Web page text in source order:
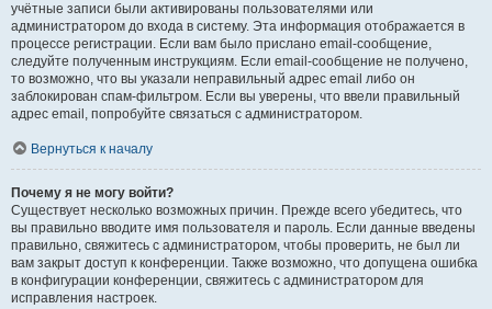
учётные записи были активированы пользователями или
администратором до входа в систему. Эта информация отображается в
процессе регистрации. Если вам было прислано email-сообщение,
следуйте полученным инструкциям. Если email-сообщение не получено,
то возможно, что вы указали неправильный адрес email либо он
заблокирован спам-фильтром. Если вы уверены, что ввели правильный
адрес email, попробуйте связаться с администратором.
Вернуться к началу
Почему я не могу войти?
Существует несколько возможных причин. Прежде всего убедитесь, что
вы правильно вводите имя пользователя и пароль. Если данные введены
правильно, свяжитесь с администратором, чтобы проверить, не был ли
вам закрыт доступ к конференции. Также возможно, что допущена ошибка
в конфигурации конференции, свяжитесь с администратором для
исправления настроек.